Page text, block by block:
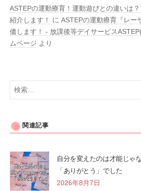
ASTEPの運動療育！運動遊びとの違いは
紹介します！
に ASTEPの運動療育『レー
価します！ - 放課後等デイサービス
ムページ より
検
関連記事
自分を変えたのは才能じゃ
「ありがとう」でした
2026年8月7日